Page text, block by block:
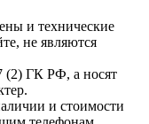
и технические
не являются
(2) ГК РФ, а носят
и стоимости